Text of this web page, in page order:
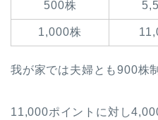
500株
1,000株
我が家では夫婦とも900株
11,000ポイントに対し